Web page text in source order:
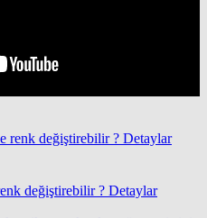
değiştirebilir ? Detaylar